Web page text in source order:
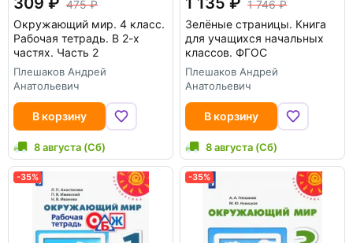
475
Окружающий мир. 4 класс.
Рабочая тетрадь. В 2-х
частях. Часть 2
Плешаков Андрей
Анатольевич
В корзину
8 августа (Сб)
1 746
Зелёные страницы. Книга
для учащихся начальных
классов. ФГОС
Плешаков Андрей
Анатольевич
В корзину
8 августа (Сб)
-35% -35%